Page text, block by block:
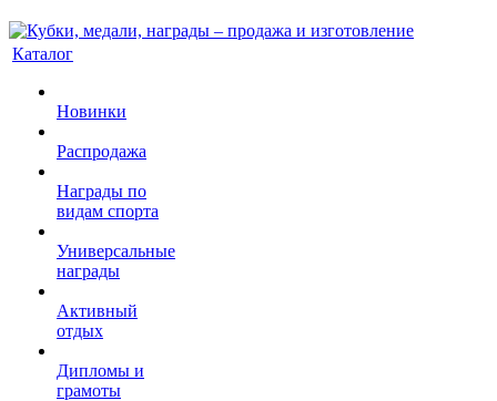
Каталог
Новинки
Распродажа
Награды по
видам спорта
Универсальные
награды
Активный
отдых
Дипломы и
грамоты